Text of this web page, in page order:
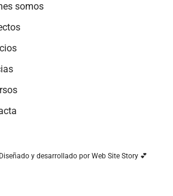
somos
Diseñado y desarrollado por Web Site Story 💕